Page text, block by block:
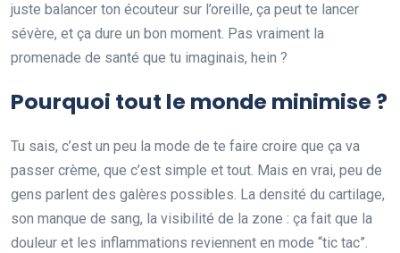
juste balancer ton écouteur sur l’oreille, ça peut te lancer
sévère, et ça dure un bon moment. Pas vraiment la
promenade de santé que tu imaginais, hein ?
Pourquoi tout le monde minimise ?
Tu sais, c’est un peu la mode de te faire croire que ça va
passer crème, que c’est simple et tout. Mais en vrai, peu de
gens parlent des galères possibles. La densité du cartilage,
son manque de sang, la visibilité de la zone : ça fait que la
douleur et les inflammations reviennent en mode “tic tac”.